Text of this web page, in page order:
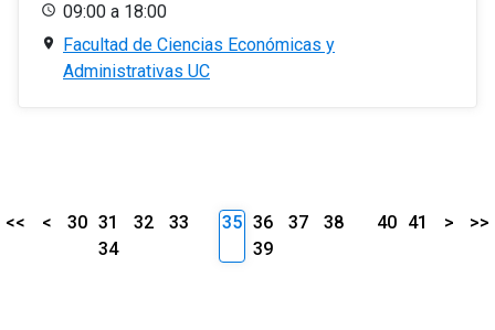
09:00 a 18:00
Facultad de Ciencias Económicas y
Administrativas UC
<< < 30 31 32
33
34
35 36 37
38
39
40 41 > >>